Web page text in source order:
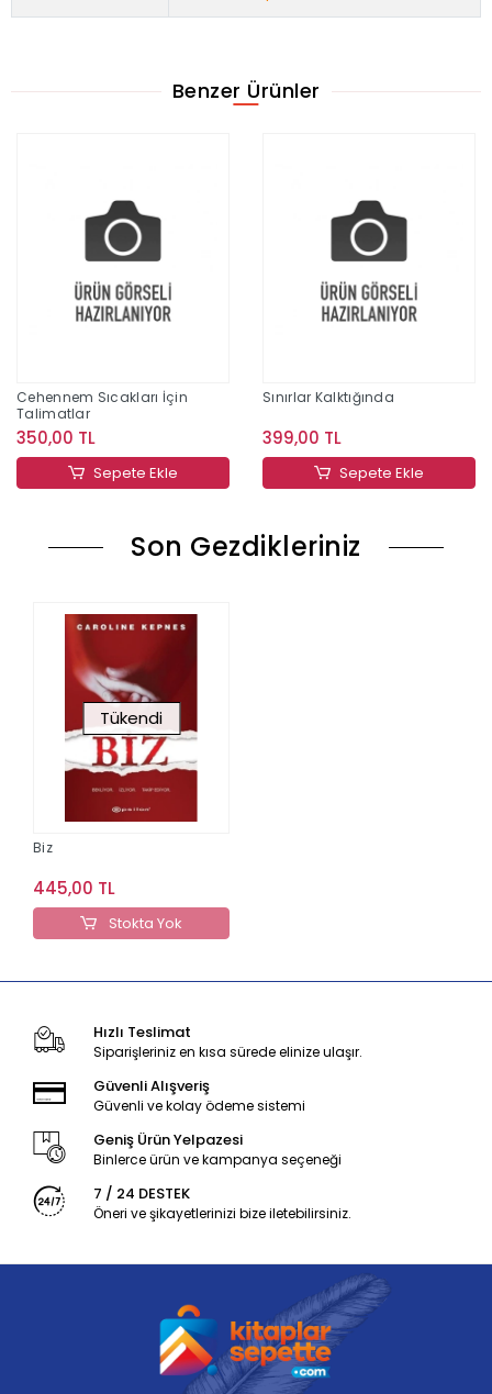
Benzer Ürünler
Cehennem Sıcakları İçin
Talimatlar
350,00 TL
Sepete Ekle
Sınırlar Kalktığında
399,00 TL
Sepete Ekle
Son Gezdikleriniz
Tükendi
Biz
445,00 TL
Stokta Yok
Hızlı Teslimat
Siparişleriniz en kısa sürede elinize ulaşır.
Güvenli Alışveriş
Güvenli ve kolay ödeme sistemi
Geniş Ürün Yelpazesi
Binlerce ürün ve kampanya seçeneği
7 / 24 DESTEK
Öneri ve şikayetlerinizi bize iletebilirsiniz.